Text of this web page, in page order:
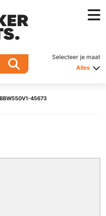
Selecteer je maat
Alles
45673